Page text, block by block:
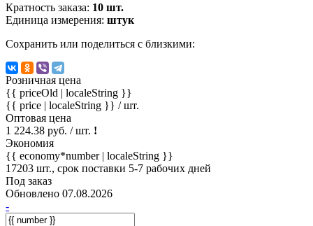
Кратность заказа: 10 шт.
Единица измерения: штук
Сохранить или поделиться с близкими:
Розничная цена
{{ priceOld | localeString }}
{{ price | localeString }} / шт.
Оптовая цена
1 224.38 руб. / шт. !
Экономия
{{ economy*number | localeString }}
17203 шт., срок поставки 5-7 рабочих дней
Под заказ
Обновлено 07.08.2026
-